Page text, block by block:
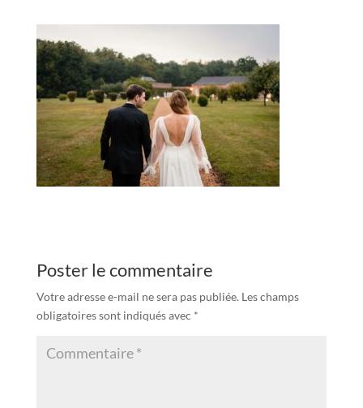
Poster le commentaire
Votre adresse e-mail ne sera pas publiée. Les champs
obligatoires sont indiqués avec *